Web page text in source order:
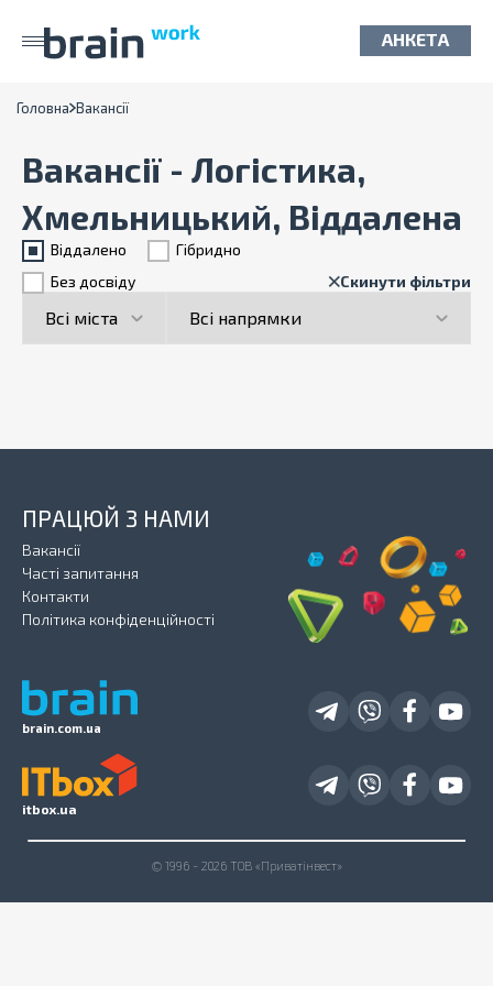
АНКЕТА
Головна Вакансії
Вакансії - Логістика,
Хмельницький, Віддалена
Віддалено
Гiбридно
Без досвіду
Скинути фільтри
brain.com.ua
ПРАЦЮЙ З НАМИ
Вакансії
Часті запитання
Контакти
Політика конфіденційності
itbox.ua
© 1996 - 2026 ТОВ «Приватінвест»